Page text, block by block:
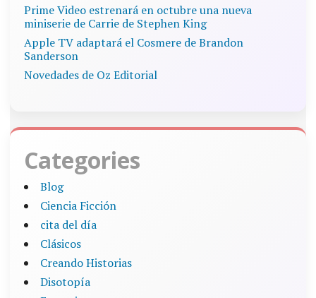
Prime Video estrenará en octubre una nueva
miniserie de Carrie de Stephen King
Apple TV adaptará el Cosmere de Brandon
Sanderson
Novedades de Oz Editorial
Categories
Blog
Ciencia Ficción
cita del día
Clásicos
Creando Historias
Disotopía